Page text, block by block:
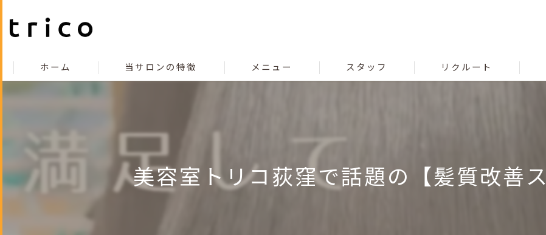
ホーム 当サロンの特徴
コンセプト
カット
カラー
メニュー スタッフ リクルート
美容室トリコ荻窪で話題の【髪質改善